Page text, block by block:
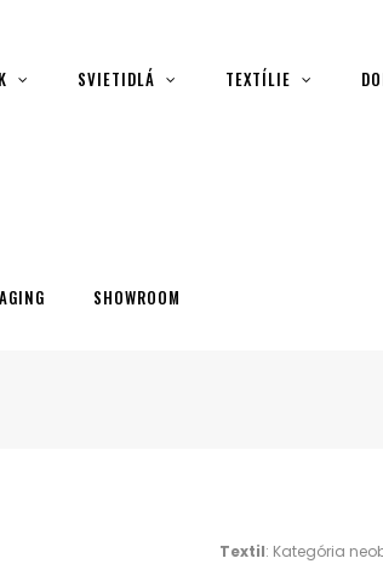
SVIETIDLÁ TEXTÍLIE
SHOWROOM
Textil: Kategória